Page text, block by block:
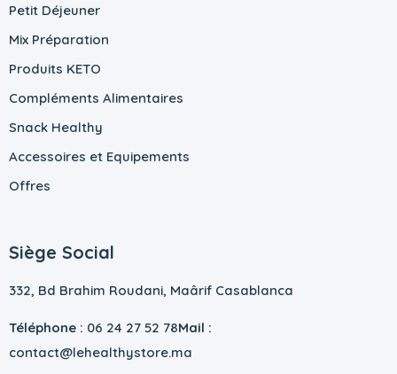
Petit Déjeuner
Mix Préparation
Produits KETO
Compléments Alimentaires
Snack Healthy
Accessoires et Equipements
Offres
Siège Social
332, Bd Brahim Roudani, Maârif Casablanca
Téléphone : 06 24 27 52 78Mail :
contact@lehealthystore.ma